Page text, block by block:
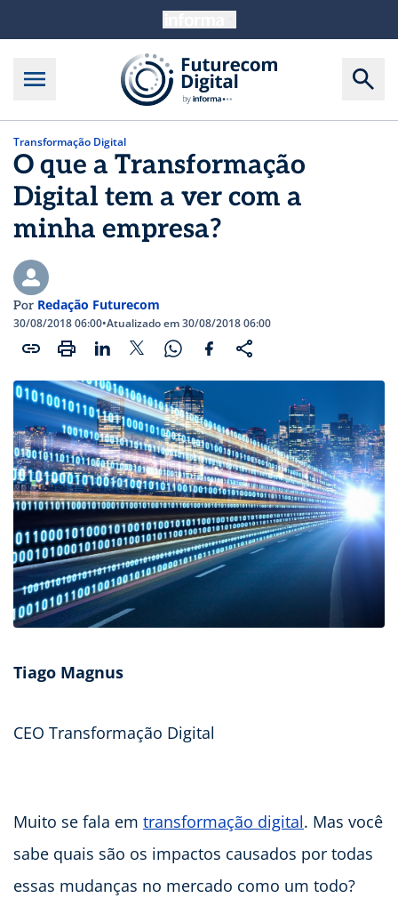
Transformação Digital
O que a Transformação
Digital tem a ver com a
minha empresa?
Por Redação Futurecom
30/08/2018 06:00•Atualizado em 30/08/2018 06:00
Tiago Magnus
CEO Transformação Digital
Muito se fala em transformação digital. Mas você
sabe quais são os impactos causados por todas
essas mudanças no mercado como um todo?